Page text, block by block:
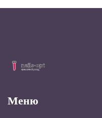
Меню